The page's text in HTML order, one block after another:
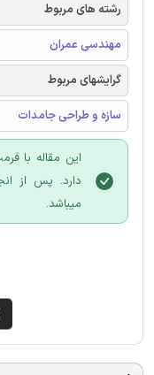
رشته های مربوط
مهندسی عمران
گرایشهای مربوط
سازه و طراحی جامدات
این مقاله با
دارد. پس از
میباشد.